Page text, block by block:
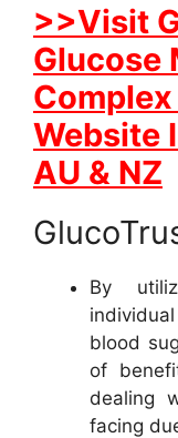
>>Visit
Glucose
Website
AU & NZ
By
blood
of
dealing
facing